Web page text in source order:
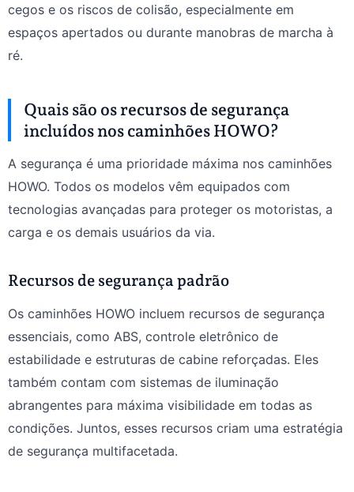
cegos e os riscos de colisão, especialmente em
espaços apertados ou durante manobras de marcha à
ré.
Quais são os recursos de segurança
incluídos nos caminhões HOWO?
A segurança é uma prioridade máxima nos caminhões
HOWO. Todos os modelos vêm equipados com
tecnologias avançadas para proteger os motoristas, a
carga e os demais usuários da via.
Recursos de segurança padrão
Os caminhões HOWO incluem recursos de segurança
essenciais, como ABS, controle eletrônico de
estabilidade e estruturas de cabine reforçadas. Eles
também contam com sistemas de iluminação
abrangentes para máxima visibilidade em todas as
condições. Juntos, esses recursos criam uma estratégia
de segurança multifacetada.